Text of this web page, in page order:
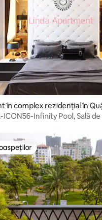
în complex rezidențial în
Infinity Pool, Sală